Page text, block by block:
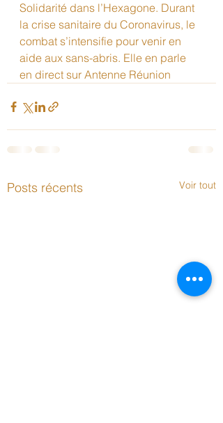
Solidarité dans l’Hexagone. Durant
la crise sanitaire du Coronavirus, le
combat s’intensifie pour venir en
aide aux sans-abris. Elle en parle
en direct sur Antenne Réunion
Posts récents Voir tout